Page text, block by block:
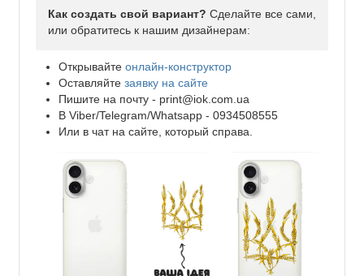
Как создать свой вариант? Сделайте все сами,
или обратитесь к нашим дизайнерам:
Открывайте онлайн-конструктор
Оставляйте заявку на сайте
Пишите на почту - print@iok.com.ua
В Viber/Telegram/Whatsapp - 0934508555
Или в чат на сайте, который справа.